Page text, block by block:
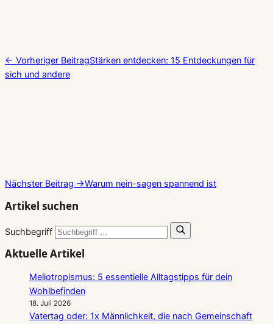
← Vorheriger BeitragStärken entdecken: 15 Entdeckungen für
sich und andere
Nächster Beitrag →Warum nein-sagen spannend ist
Artikel suchen
Suchbegriff
Aktuelle Artikel
Meliotropismus: 5 essentielle Alltagstipps für dein
Wohlbefinden
18. Juli 2026
Vatertag oder: 1x Männlichkeit, die nach Gemeinschaft